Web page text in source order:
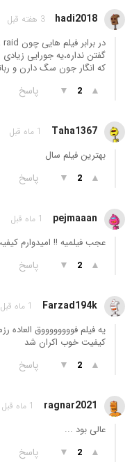
hadi2018 3 هفته قبل
گفتن نداره،یه جورایی
که انگار جون سگ دارن و
▲
2
▼ پاسخ
Taha1367 1 ماه قبل
بهترین فیلم سال
▲
2
▼ پاسخ
pejmaaan 1 ماه قبل
عجب فیلمیه !! امیدوارم
▲
2
▼ پاسخ
Farzad194k 1 ماه قبل
یه فیلم فووووووووق العاده
کیفیت خوب اکران شد
▲
2
▼ پاسخ
ragnar2021 1 ماه قبل
عالی بود ...
▲
2
▼ پاسخ